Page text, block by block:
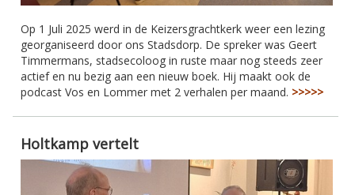
Op 1 Juli 2025 werd in de Keizersgrachtkerk weer een lezing
georganiseerd door ons Stadsdorp. De spreker was Geert
Timmermans, stadsecoloog in ruste maar nog steeds zeer
actief en nu bezig aan een nieuw boek. Hij maakt ook de
podcast Vos en Lommer met 2 verhalen per maand. >>>>>
Holtkamp vertelt